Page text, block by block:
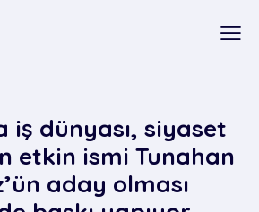
iş dünyası, siyaset
etkin ismi Tunahan
aday olması